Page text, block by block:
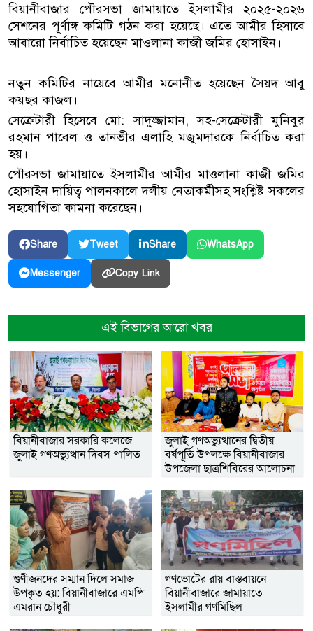
বিয়ানীবাজার পৌরসভা জামায়াতে ইসলামীর ২০২৫-২০২৬
সেশনের পূর্ণাঙ্গ কমিটি গঠন করা হয়েছে। এতে আমীর হিসাবে
আবারো নির্বাচিত হয়েছেন মাওলানা কাজী জমির হোসাইন।
নতুন কমিটির নায়েবে আমীর মনোনীত হয়েছেন সৈয়দ আবু
কয়ছর কাজল।
সেক্রেটারী হিসেবে মো: সাদুজ্জামান, সহ-সেক্রেটারী মুনিবুর
রহমান পাবেল ও তানভীর এলাহি মজুমদারকে নির্বাচিত করা
হয়।
পৌরসভা জামায়াতে ইসলামীর আমীর মাওলানা কাজী জমির
হোসাইন দায়িত্ব পালনকালে দলীয় নেতাকর্মীসহ সংশ্লিষ্ট সকলের
সহযোগিতা কামনা করেছেন।
Share Tweet Share WhatsApp
Messenger Copy Link
এই বিভাগের আরো খবর
বিয়ানীবাজার সরকারি কলেজে
জুলাই গণঅভ্যুত্থান দিবস পালিত
জুলাই গণঅভ্যুত্থানের দ্বিতীয়
বর্ষপূর্তি উপলক্ষে বিয়ানীবাজার
উপজেলা ছাত্রশিবিরের আলোচনা
গুণীজনদের সম্মান দিলে সমাজ
উপকৃত হয়: বিয়ানীবাজারে এমপি
এমরান চৌধুরী
গণভোটের রায় বাস্তবায়নে
বিয়ানীবাজারে জামায়াতে
ইসলামীর গণমিছিল